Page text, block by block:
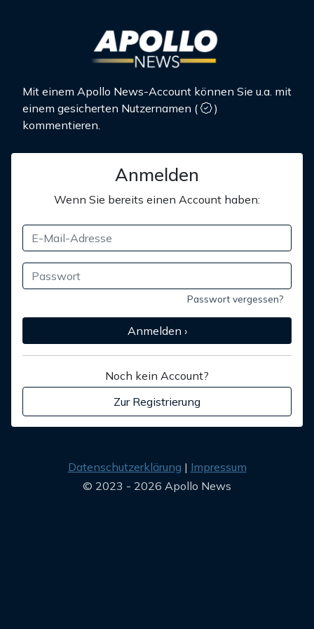
Mit einem Apollo News-Account können Sie u.a. mit
einem gesicherten Nutzernamen (
)
kommentieren.
Anmelden
Wenn Sie bereits einen Account haben:
Passwort vergessen?
Anmelden ›
Noch kein Account?
Zur Registrierung
Datenschutzerklärung
Impressum
© 2023 - 2026 Apollo News